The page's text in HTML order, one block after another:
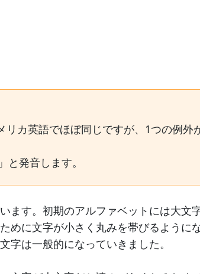
カ英語でほぼ同じですが、1つの例外
発音します。
ます。初期のアルファベットには大文
めに文字が小さく丸みを帯びるように
字は一般的になっていきました。